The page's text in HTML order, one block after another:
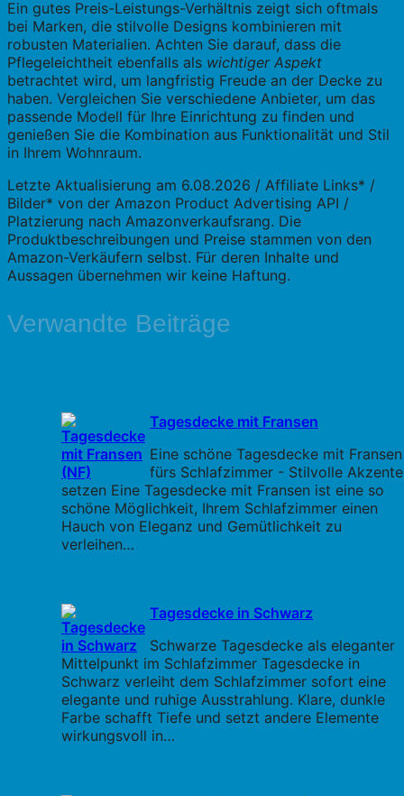
Ein gutes Preis-Leistungs-Verhältnis zeigt sich oftmals
bei Marken, die stilvolle Designs kombinieren mit
robusten Materialien. Achten Sie darauf, dass die
Pflegeleichtheit ebenfalls als wichtiger Aspekt
betrachtet wird, um langfristig Freude an der Decke zu
haben. Vergleichen Sie verschiedene Anbieter, um das
passende Modell für Ihre Einrichtung zu finden und
genießen Sie die Kombination aus Funktionalität und Stil
in Ihrem Wohnraum.
Letzte Aktualisierung am 6.08.2026 / Affiliate Links* /
Bilder* von der Amazon Product Advertising API /
Platzierung nach Amazonverkaufsrang. Die
Produktbeschreibungen und Preise stammen von den
Amazon-Verkäufern selbst. Für deren Inhalte und
Aussagen übernehmen wir keine Haftung.
Verwandte Beiträge
Tagesdecke mit Fransen
Eine schöne Tagesdecke mit Fransen
fürs Schlafzimmer - Stilvolle Akzente
setzen Eine Tagesdecke mit Fransen ist eine so
schöne Möglichkeit, Ihrem Schlafzimmer einen
Hauch von Eleganz und Gemütlichkeit zu
verleihen…
Tagesdecke in Schwarz
Schwarze Tagesdecke als eleganter
Mittelpunkt im Schlafzimmer Tagesdecke in
Schwarz verleiht dem Schlafzimmer sofort eine
elegante und ruhige Ausstrahlung. Klare, dunkle
Farbe schafft Tiefe und setzt andere Elemente
wirkungsvoll in…